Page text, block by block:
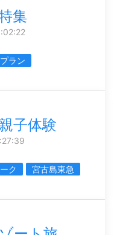
集
ラン
子体験
ク
宮古島東急